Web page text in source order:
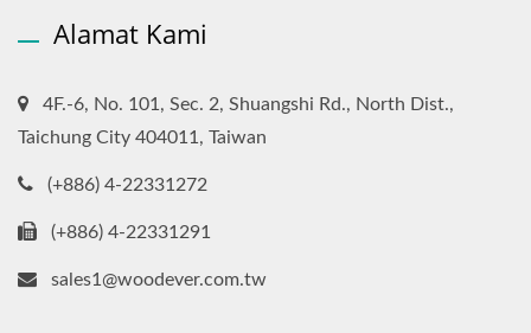
Alamat Kami
4F.-6, No. 101, Sec. 2, Shuangshi Rd., North Dist.,
Taichung City 404011, Taiwan
(+886) 4-22331272
(+886) 4-22331291
sales1@woodever.com.tw